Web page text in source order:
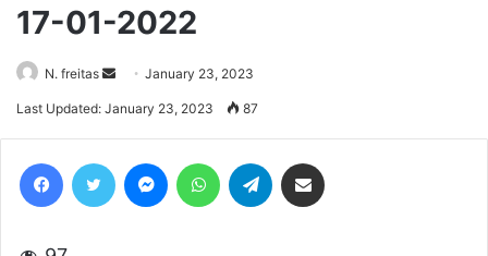
17-01-2022
N. freitas
SendJanuary 23, 2023
Last Updated: January 23, 2023 87